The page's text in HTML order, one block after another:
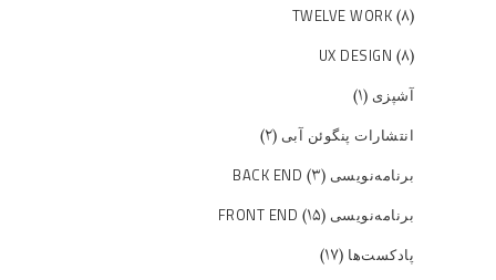
TWELVE WORK (۸)
UX DESIGN (۸)
آشپزی (۱)
انتشارات پنگوئن آبی (۲)
برنامه‌نویسی BACK END (۳)
برنامه‌نویسی FRONT END (۱۵)
پادکست‌ها (۱۷)